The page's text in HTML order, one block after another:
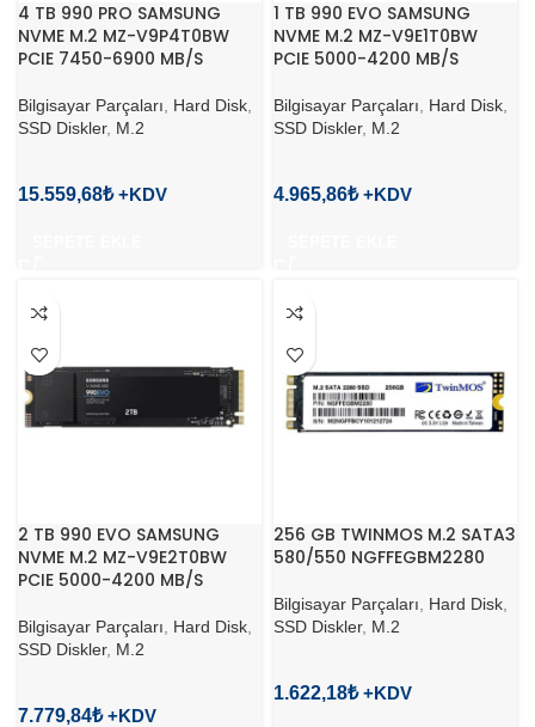
4 TB 990 PRO SAMSUNG
NVME M.2 MZ-V9P4T0BW
PCIE 7450-6900 MB/S
Bilgisayar Parçaları Hard Disk
SSD Diskler, M.2
15.559,68₺
1 TB 990 EVO SAMSUNG
NVME M.2 MZ-V9E1T0BW
PCIE 5000-4200 MB/S
Bilgisayar Parçaları Hard Disk
SSD Diskler, M.2
4.965,86₺
2 TB 990 EVO SAMSUNG
NVME M.2 MZ-V9E2T0BW
PCIE 5000-4200 MB/S
Bilgisayar Parçaları Hard Disk
SSD Diskler, M.2
7.779,84₺
256 GB TWINMOS M.2 SATA3
580/550 NGFFEGBM2280
Bilgisayar Parçaları Hard Disk
SSD Diskler, M.2
1.622,18₺